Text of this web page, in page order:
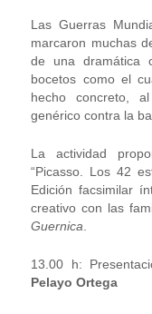
Las Guerras
marcaron muchas
de una dramática
bocetos como el
hecho concreto,
genérico contra la
La actividad
“Picasso. Los 42
Edición facsimilar
creativo con las
Guernica
13.00 h:
Pelayo Ortega